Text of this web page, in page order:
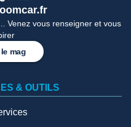
Venez vous renseigner et vous
mag
& OUTILS